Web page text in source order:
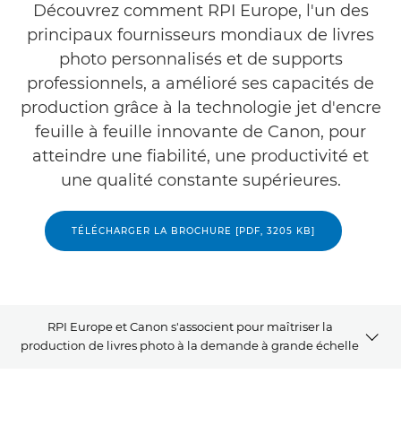
Découvrez comment RPI Europe, l'un des
principaux fournisseurs mondiaux de livres
photo personnalisés et de supports
professionnels, a amélioré ses capacités de
production grâce à la technologie jet d'encre
feuille à feuille innovante de Canon, pour
atteindre une fiabilité, une productivité et
une qualité constante supérieures.
TÉLÉCHARGER LA BROCHURE [PDF, 3205 KB]
RPI Europe et Canon s'associent pour maîtriser la
production de livres photo à la demande à grande échelle